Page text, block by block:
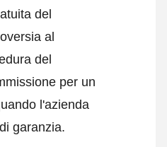
del
al
del
per un
l'azienda
garanzia.